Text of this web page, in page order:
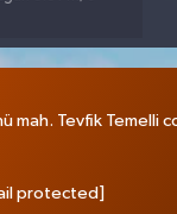
mah. Tevfik Temelli
protected]